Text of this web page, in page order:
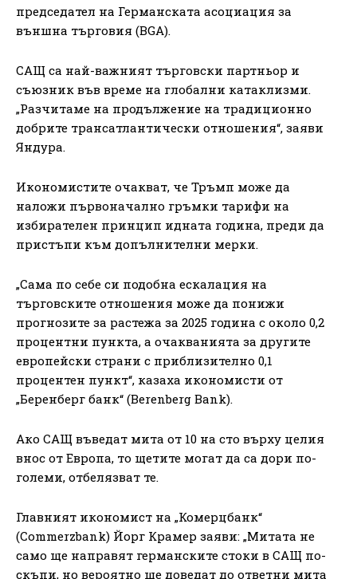
председател на Германската асоциация за
външна търговия (BGA).
САЩ са най-важният търговски партньор и
съюзник във време на глобални катаклизми.
„Разчитаме на продължение на традиционно
добрите трансатлантически отношения“, заяви
Яндура.
Икономистите очакват, че Тръмп може да
наложи първоначално гръмки тарифи на
избирателен принцип идната година, преди да
пристъпи към допълнителни мерки.
„Сама по себе си подобна ескалация на
търговските отношения може да понижи
прогнозите за растежа за 2025 година с около 0,2
процентни пункта, а очакванията за другите
европейски страни с приблизително 0,1
процентен пункт“, казаха икономисти от
„Беренберг банк“ (Berenberg Bank).
Ако САЩ въведат мита от 10 на сто върху целия
внос от Европа, то щетите могат да са дори по-
големи, отбелязват те.
Главният икономист на „Комерцбанк“
(Commerzbank) Йорг Крамер заяви: „Митата не
само ще направят германските стоки в САЩ по-
скъпи, но вероятно ще доведат до ответни мита